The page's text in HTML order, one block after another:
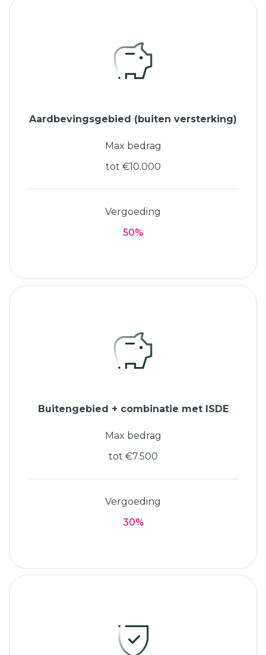
Aardbevingsgebied (buiten versterking)
Max bedrag
tot €10.000
Vergoeding
50%
Buitengebied + combinatie met ISDE
Max bedrag
tot €7.500
Vergoeding
30%